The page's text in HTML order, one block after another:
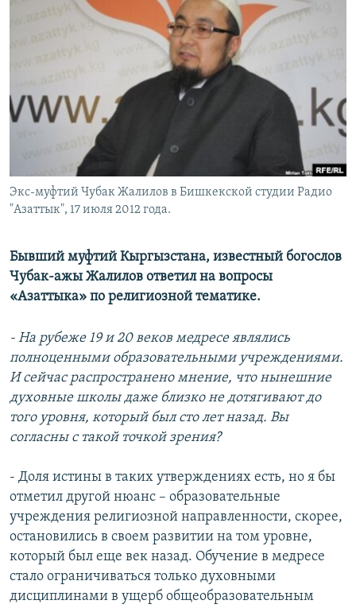
Все сайты РСЕ/РС
Экс-муфтий Чубак Жалилов в Бишкекской студии Радио
"Азаттык", 17 июля 2012 года.
Бывший муфтий Кыргызстана, известный богослов
Чубак-ажы Жалилов ответил на вопросы
«Азаттыка» по религиозной тематике.
- На рубеже 19 и 20 веков медресе являлись
полноценными образовательными учреждениями.
И сейчас распространено мнение, что нынешние
духовные школы даже близко не дотягивают до
того уровня, который был сто лет назад. Вы
согласны с такой точкой зрения?
- Доля истины в таких утверждениях есть, но я бы
отметил другой нюанс – образовательные
учреждения религиозной направленности, скорее,
остановились в своем развитии на том уровне,
который был еще век назад. Обучение в медресе
стало ограничиваться только духовными
дисциплинами в ущерб общеобразовательным